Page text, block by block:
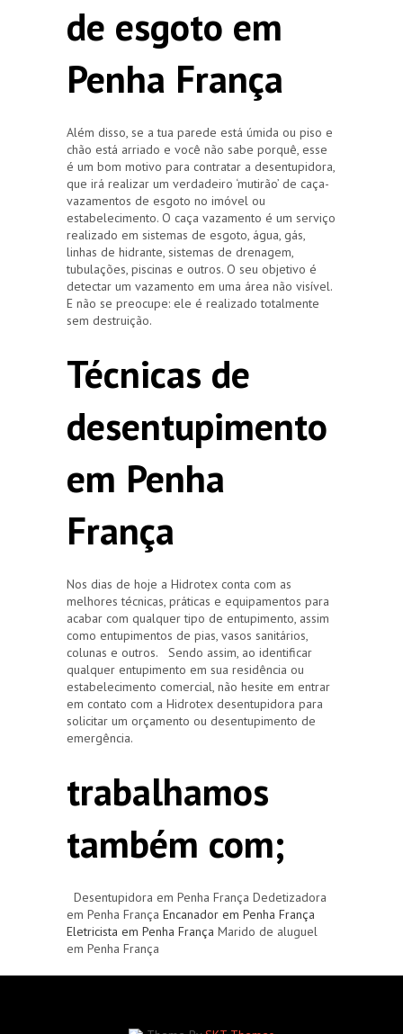
de esgoto em
Penha França
Além disso, se a tua parede está úmida ou piso e
chão está arriado e você não sabe porquê, esse
é um bom motivo para contratar a desentupidora,
que irá realizar um verdadeiro ‘mutirão’ de caça-
vazamentos de esgoto no imóvel ou
estabelecimento. O caça vazamento é um serviço
realizado em sistemas de esgoto, água, gás,
linhas de hidrante, sistemas de drenagem,
tubulações, piscinas e outros. O seu objetivo é
detectar um vazamento em uma área não visível.
E não se preocupe: ele é realizado totalmente
sem destruição.
Técnicas de
desentupimento
em Penha
França
Nos dias de hoje a Hidrotex conta com as
melhores técnicas, práticas e equipamentos para
acabar com qualquer tipo de entupimento, assim
como entupimentos de pias, vasos sanitários,
colunas e outros. Sendo assim, ao identificar
qualquer entupimento em sua residência ou
estabelecimento comercial, não hesite em entrar
em contato com a Hidrotex desentupidora para
solicitar um orçamento ou desentupimento de
emergência.
trabalhamos
também com;
Desentupidora em Penha França Dedetizadora
em Penha França Encanador em Penha França
Eletricista em Penha França Marido de aluguel
em Penha França